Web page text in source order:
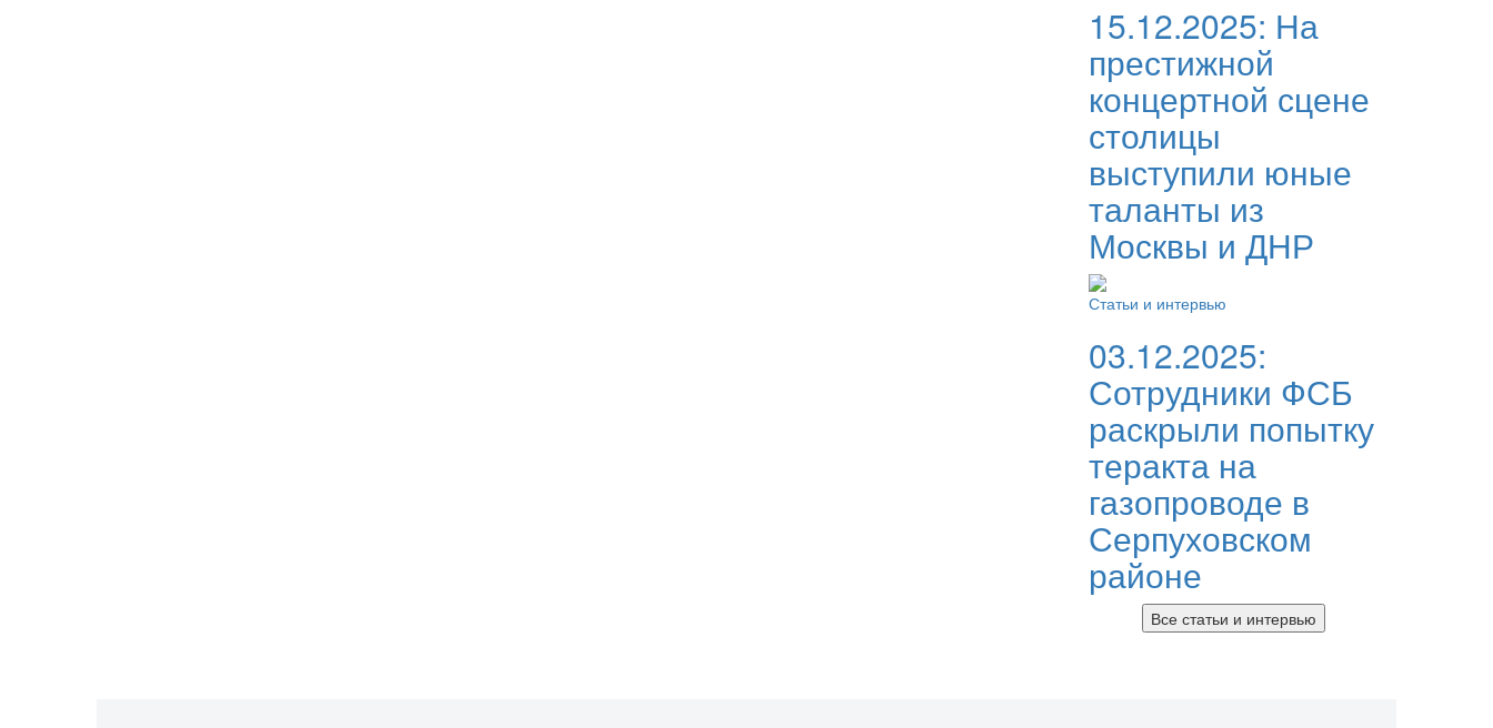
15.12.2025: На
престижной
концертной сцене
столицы
выступили юные
таланты из
Москвы и ДНР
Статьи и интервью
03.12.2025:
Сотрудники ФСБ
раскрыли попытку
теракта на
газопроводе в
Серпуховском
районе
Все статьи и интервью